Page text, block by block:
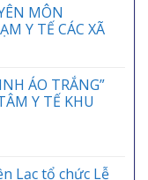
MÔN
Y TẾ CÁC XÃ
ÁO TRẮNG”
Y TẾ KHU
Lạc tổ chức Lễ